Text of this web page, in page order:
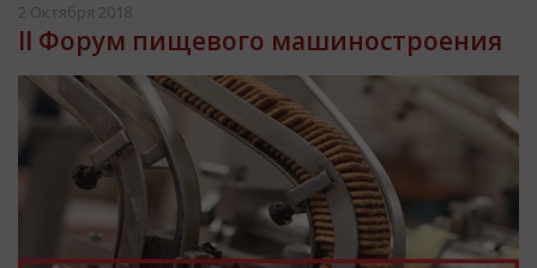
2 Октября 2018
II Форум пищевого машиностроения